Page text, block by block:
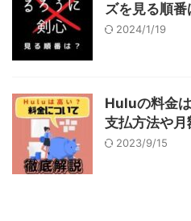
ズを見る順番
2024/1/19
Huluの料金
支払方法や月
2023/9/15